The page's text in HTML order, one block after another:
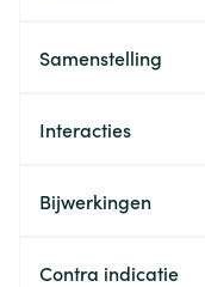
Samenstelling
Interacties
Bijwerkingen
Contra indicatie